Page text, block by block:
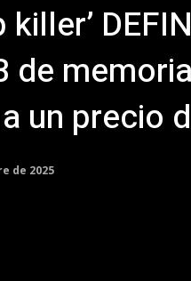
killer’
de
un precio
de 2025